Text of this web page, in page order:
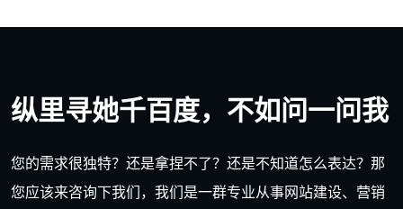
纵里寻她千百度，不如问一问我
您的需求很独特？还是拿捏不了？还是不知道怎么表达？那
您应该来咨询下我们，我们是一群专业从事网站建设、营销